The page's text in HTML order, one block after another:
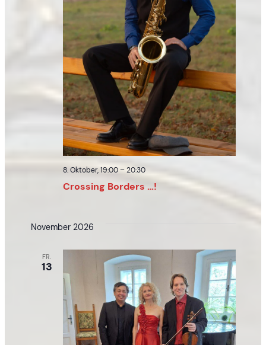
Crossing Borders …!
8. Oktober, 19:00–20:30
November 2026
FR.
13